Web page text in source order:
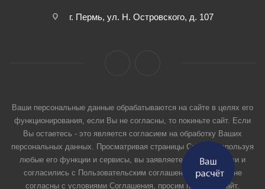
г. Пермь, ул. Н. Островского, д. 107
Ваши персональные данные обрабатываются на сайте в целях его
функционирования, если Вы не согласны, то покиньте сайт. Если
Вы остаетесь - это является согласием на обработку Ваших
персональных данных. Просматривая страницы Сайта и используя
любые его функции и сервисы, вы заявляете, что прочитали и
согласились с Пользовательским соглашением. Если вы не
согласны с условиями Соглашения, просим покинуть Сайт.